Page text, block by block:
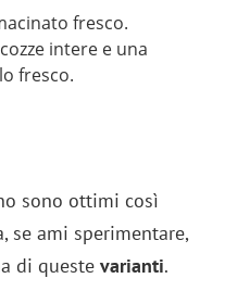
fresco.
intere e una
fresco.
sono ottimi così
se ami sperimentare,
di questevarianti.